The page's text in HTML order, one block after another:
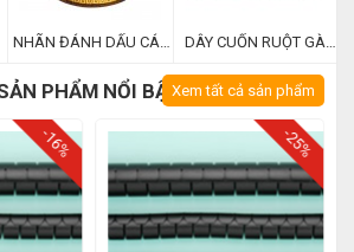
NHÃN ĐÁNH DẤU CÁP
DÂY CUỐN RUỘT GÀ
PHẨM NỔI BẬTXem tất cả sản phẩm
-16% -25%